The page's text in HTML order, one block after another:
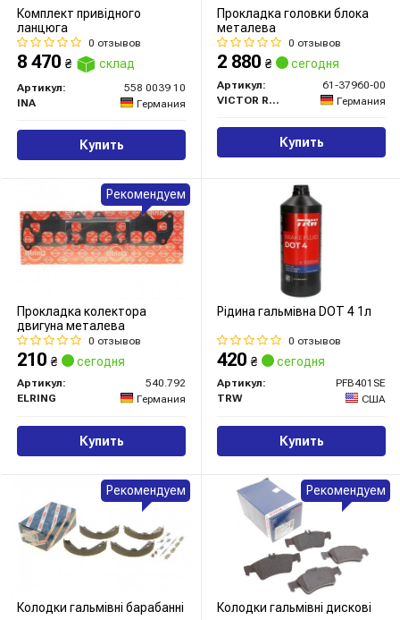
Комплект привідного
ланцюга
0 отзывов
8 470 ₴ склад
Артикул:
558 0039 10
INA
Германия
Купить
Прокладка головки блока
металева
0 отзывов
2 880 ₴ сегодня
Артикул:
61-37960-00
VICTOR REINZ
Германия
Купить
Прокладка колектора
двигуна металева
0 отзывов
210 ₴ сегодня
Артикул:
540.792
ELRING
Германия
Купить
Рекомендуем
Рідина гальмівна DOT 4 1л
0 отзывов
420 ₴ сегодня
Артикул:
PFB401SE
TRW
США
Купить
Колодки гальмівні барабанні
Рекомендуем
Колодки гальмівні дискові
Рекомендуем